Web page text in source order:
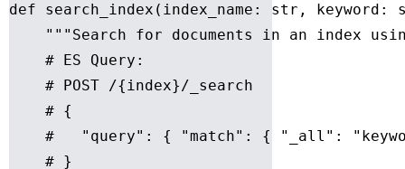
def search_index(index_name: str,
"""Search for documents in an index
    # ES Query:
    # POST /{index}/_search
    # {
#   "query": { "match": { "_all":
    # }